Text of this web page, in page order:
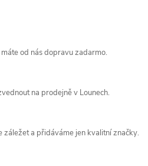
od nás dopravu zadarmo.
na prodejně v Lounech.
záležet a přidáváme jen kvalitní značky.